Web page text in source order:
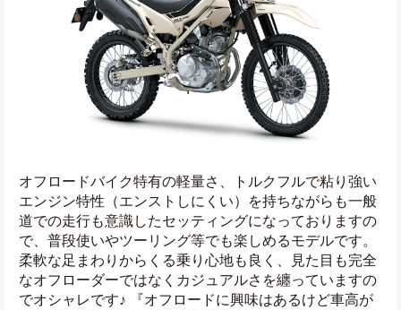
オフロードバイク特有の軽量さ、トルクフルで粘り強い
エンジン特性（エンストしにくい）を持ちながらも一般
道での走行も意識したセッティングになっておりますの
で、普段使いやツーリング等でも楽しめるモデルです。
柔軟な足まわりからくる乗り心地も良く、見た目も完全
なオフローダーではなくカジュアルさを纏っていますの
でオシャレです♪ 『オフロードに興味はあるけど車高が